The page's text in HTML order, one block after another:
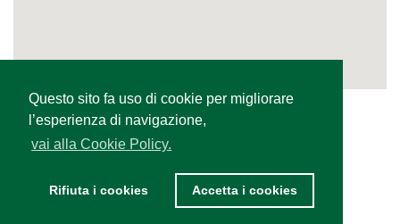
Questo sito fa uso di cookie per migliorare
l’esperienza di navigazione,
vai alla Cookie Policy.
Rifiuta i cookies Accetta i cookies